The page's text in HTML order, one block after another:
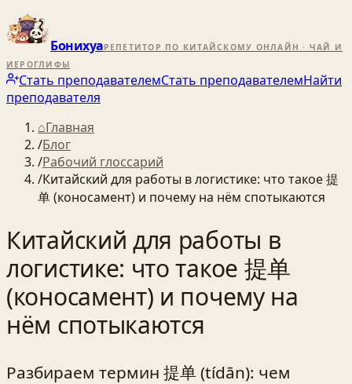
БонихуаРЕПЕТИТОР ПО КИТАЙСКОМУ ОНЛАЙН · ЧАЙ И
ИЕРОГЛИФЫ
Стать преподавателемСтать преподавателемНайти
преподавателя
⌂Главная
/Блог
/Рабочий глоссарий
/Китайский для работы в логистике: что такое 提
单 (коносамент) и почему на нём спотыкаются
Китайский для работы в
логистике: что такое 提单
(коносамент) и почему на
нём спотыкаются
Разбираем термин 提单 (tídān): чем